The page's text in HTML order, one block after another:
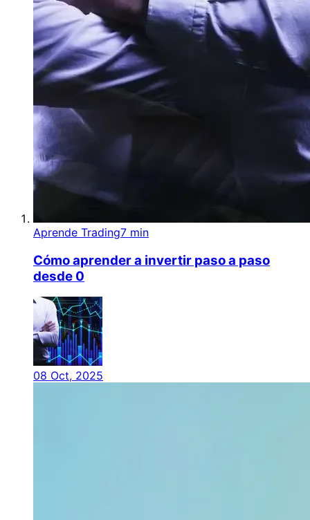
Aprende Trading7 min
Cómo aprender a invertir paso a paso
desde 0
08 Oct, 2025